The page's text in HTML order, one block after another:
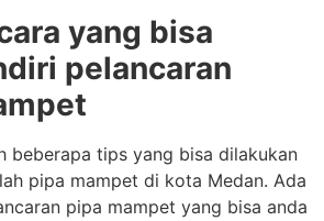
yang bisa
pelancaran
beberapa tips yang bisa dilakukan
pipa mampet di kota Medan. Ada
pipa mampet yang bisa anda